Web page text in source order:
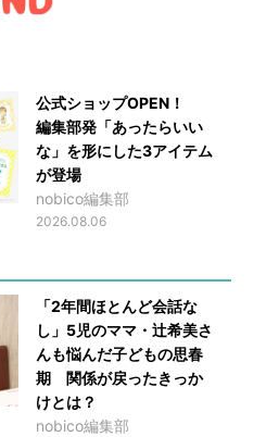
公式ショップOPEN！
編集部発「あったらいい
な」を形にした3アイテム
が登場
nobico編集部
2026.08.06
「2年間ほとんど会話な
し」5児のママ・辻希美さ
んも悩んだ子どもの思春
期 関係が戻ったきっか
けとは？
nobico編集部